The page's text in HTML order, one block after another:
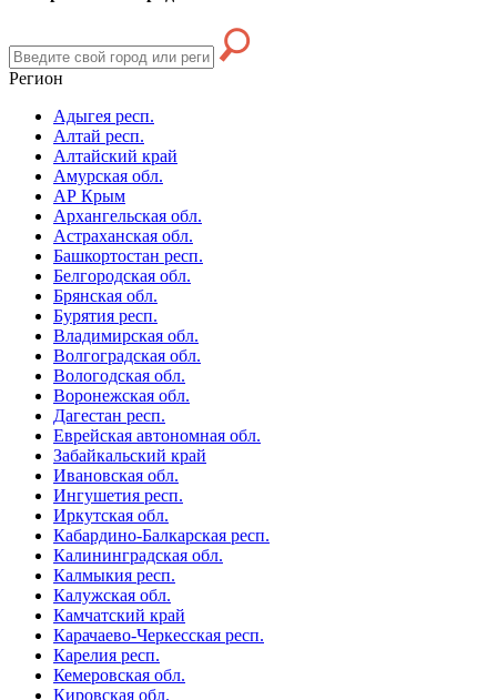
Регион
Адыгея респ.
Алтай респ.
Алтайский край
Амурская обл.
АР Крым
Архангельская обл.
Астраханская обл.
Башкортостан респ.
Белгородская обл.
Брянская обл.
Бурятия респ.
Владимирская обл.
Волгоградская обл.
Вологодская обл.
Воронежская обл.
Дагестан респ.
Еврейская автономная обл.
Забайкальский край
Ивановская обл.
Ингушетия респ.
Иркутская обл.
Кабардино-Балкарская респ.
Калининградская обл.
Калмыкия респ.
Калужская обл.
Камчатский край
Карачаево-Черкесская респ.
Карелия респ.
Кемеровская обл.
Кировская обл.